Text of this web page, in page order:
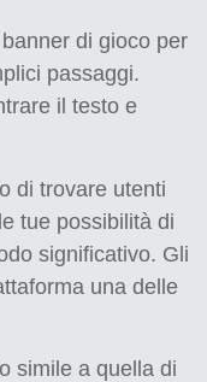
di gioco per
passaggi.
il testo e
di trovare utenti
tue possibilità di
significativo. Gli
una delle
simile a quella di